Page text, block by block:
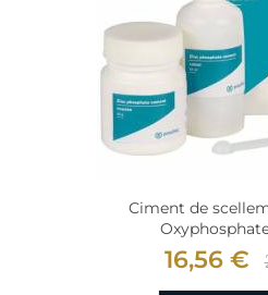
Ciment de
16,56 €